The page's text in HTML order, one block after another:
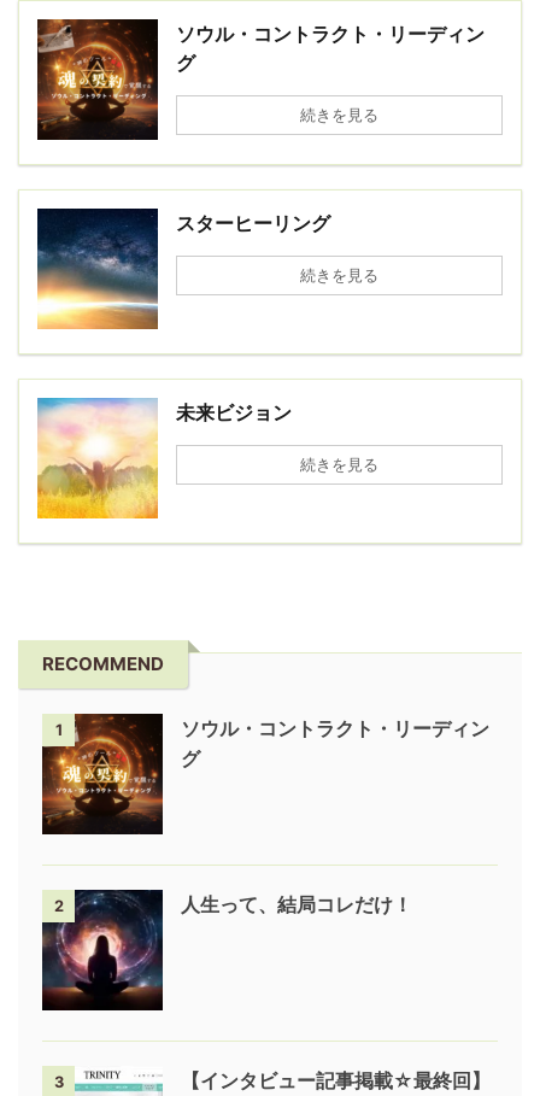
ソウル・コントラクト・リーディン
グ
続きを見る
スターヒーリング
続きを見る
未来ビジョン
続きを見る
RECOMMEND
1
ソウル・コントラクト・リーディン
グ
2 人生って、結局コレだけ！
3
【インタビュー記事掲載☆最終回】